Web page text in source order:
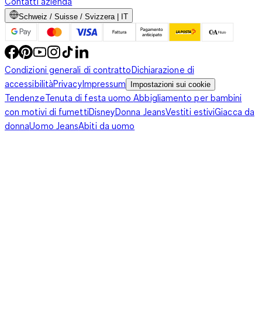
Schweiz / Suisse / Svizzera | IT
Condizioni generali di contrattoDichiarazione di
accessibilitàPrivacyImpressum Impostazioni sui cookie
TendenzeTenuta di festa uomoAbbigliamento per bambini
con motivi di fumettiDisneyDonna JeansVestiti estiviGiacca da
donnaUomo JeansAbiti da uomo